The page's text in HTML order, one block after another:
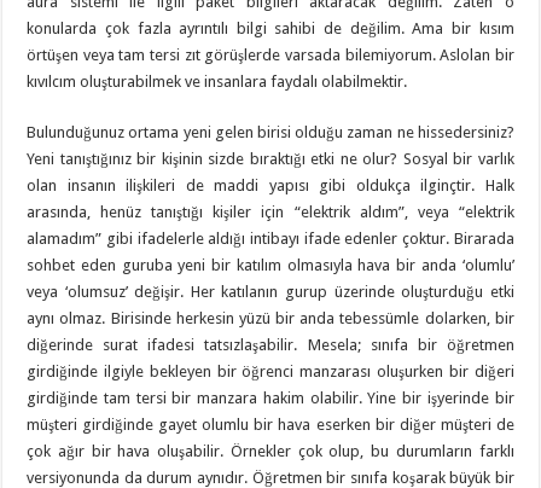
konularda çok fazla ayrıntılı bilgi sahibi de değilim. Ama bir kısım
örtüşen veya tam tersi zıt görüşlerde varsada bilemiyorum. Aslolan bir
kıvılcım oluşturabilmek ve insanlara faydalı olabilmektir.
Bulunduğunuz ortama yeni gelen birisi olduğu zaman ne hissedersiniz?
Yeni tanıştığınız bir kişinin sizde bıraktığı etki ne olur? Sosyal bir varlık
olan insanın ilişkileri de maddi yapısı gibi oldukça ilginçtir. Halk
arasında, henüz tanıştığı kişiler için “elektrik aldım”, veya “elektrik
alamadım” gibi ifadelerle aldığı intibayı ifade edenler çoktur. Birarada
sohbet eden guruba yeni bir katılım olmasıyla hava bir anda ‘olumlu’
veya ‘olumsuz’ değişir. Her katılanın gurup üzerinde oluşturduğu etki
aynı olmaz. Birisinde herkesin yüzü bir anda tebessümle dolarken, bir
diğerinde surat ifadesi tatsızlaşabilir. Mesela; sınıfa bir öğretmen
girdiğinde ilgiyle bekleyen bir öğrenci manzarası oluşurken bir diğeri
girdiğinde tam tersi bir manzara hakim olabilir. Yine bir işyerinde bir
müşteri girdiğinde gayet olumlu bir hava eserken bir diğer müşteri de
çok ağır bir hava oluşabilir. Örnekler çok olup, bu durumların farklı
versiyonunda da durum aynıdır. Öğretmen bir sınıfa koşarak büyük bir